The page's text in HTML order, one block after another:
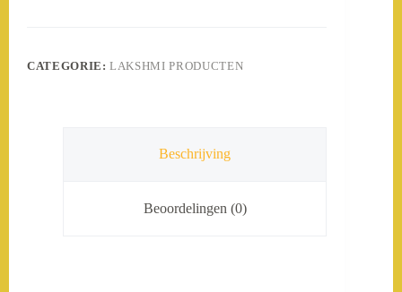
CATEGORIE:LAKSHMI PRODUCTEN
Beschrijving
Beoordelingen (0)